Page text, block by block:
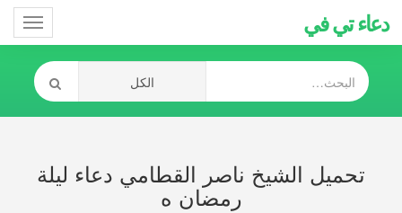
دعاء تي في
تحميل الشيخ ناصر القطامي دعاء ليلة
رمضان ه